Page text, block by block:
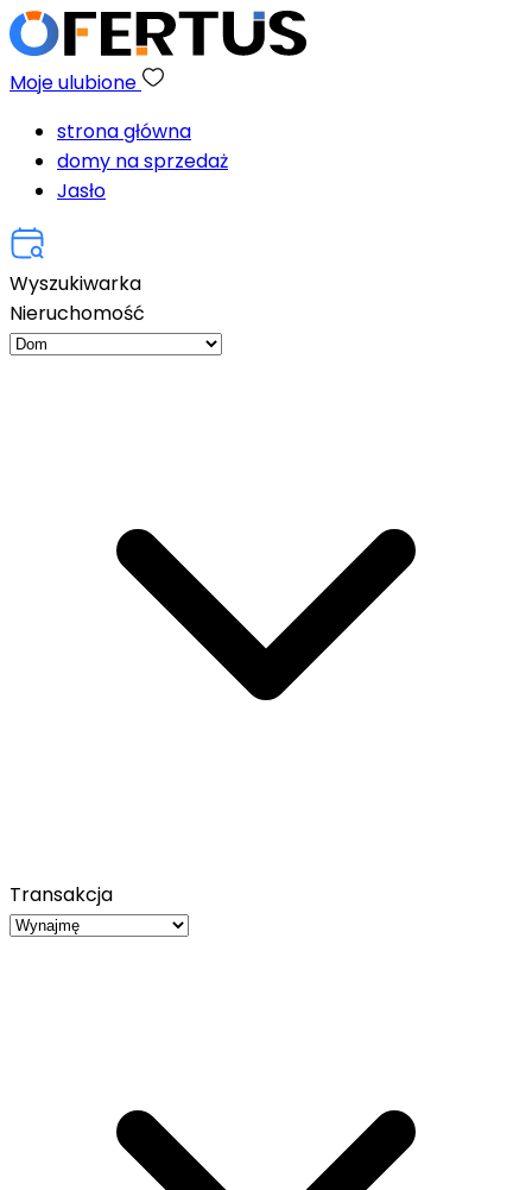
Moje ulubione
strona główna
domy na sprzedaż
Jasło
Wyszukiwarka
Nieruchomość
Transakcja